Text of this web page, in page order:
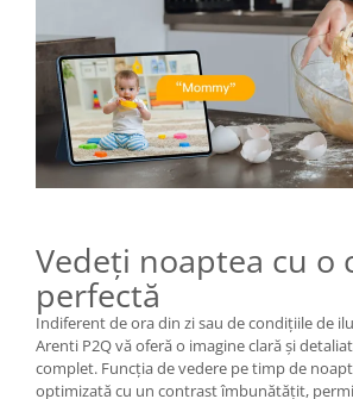
Vedeți noaptea cu o
perfectă
Indiferent de ora din zi sau de condițiile de
Arenti P2Q vă oferă o imagine clară și
complet. Funcția de vedere pe timp de
optimizată cu un contrast îmbunătățit,